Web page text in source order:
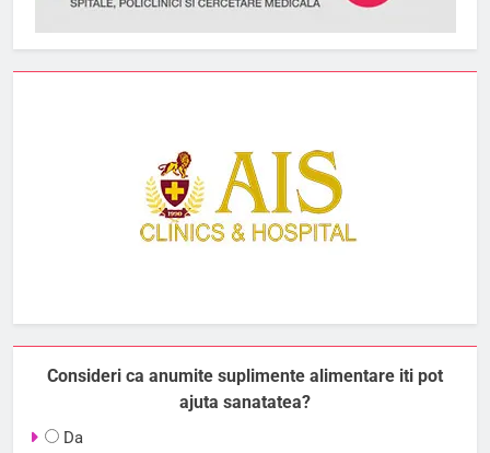
Consideri ca anumite suplimente alimentare iti pot
ajuta sanatatea?
Da